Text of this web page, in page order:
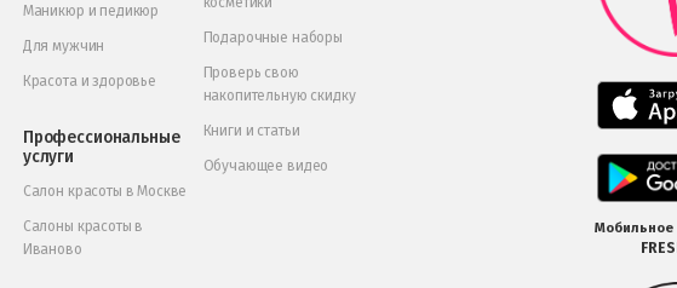
Маникюр и педикюр
Для мужчин
Красота и здоровье
Профессиональные
услуги
Салон красоты в Москве
Салоны красоты в
Иваново
Подарочные наборы
Проверь свою
накопительную скидку
Книги и статьи
Обучающее видео
Мобильное